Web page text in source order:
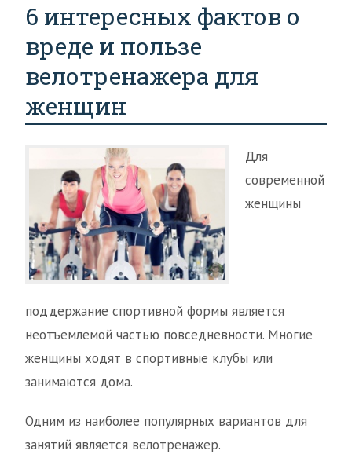
6 интересных фактов о
вреде и пользе
велотренажера для
женщин
Для
современной
женщины
поддержание спортивной формы является
неотъемлемой частью повседневности. Многие
женщины ходят в спортивные клубы или
занимаются дома.
Одним из наиболее популярных вариантов для
занятий является велотренажер.